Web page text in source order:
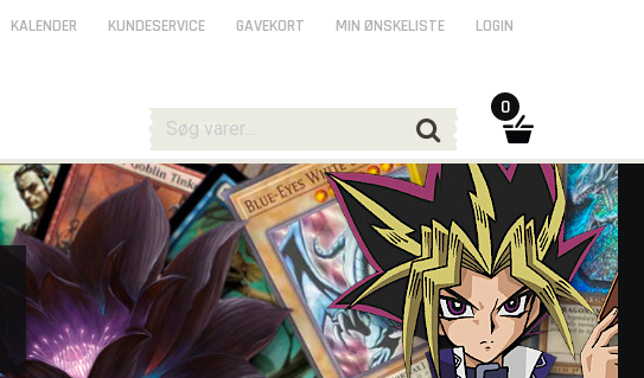
KALENDER KUNDESERVICE GAVEKORT MIN ØNSKELISTE LOGIN
0